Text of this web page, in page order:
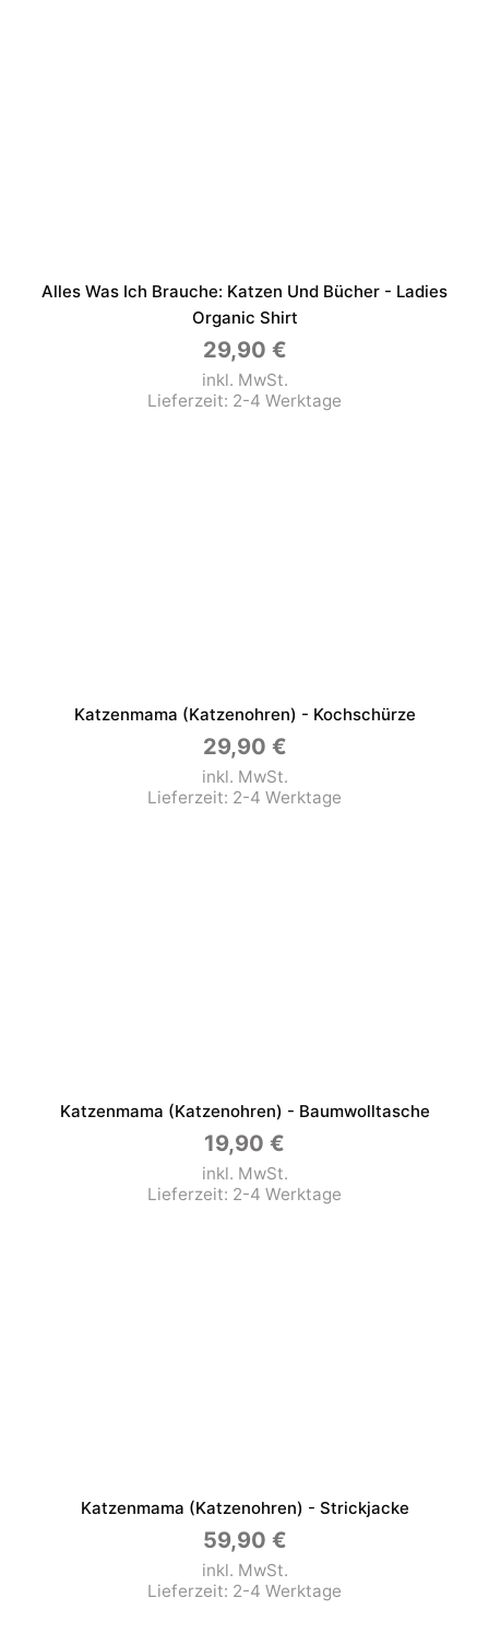
Alles Was Ich Brauche: Katzen Und Bücher - Ladies
Organic Shirt
29,90 €
inkl. MwSt.
Lieferzeit: 2-4 Werktage
Katzenmama (Katzenohren) - Kochschürze
29,90 €
inkl. MwSt.
Lieferzeit: 2-4 Werktage
Katzenmama (Katzenohren) - Baumwolltasche
19,90 €
inkl. MwSt.
Lieferzeit: 2-4 Werktage
Katzenmama (Katzenohren) - Strickjacke
59,90 €
inkl. MwSt.
Lieferzeit: 2-4 Werktage